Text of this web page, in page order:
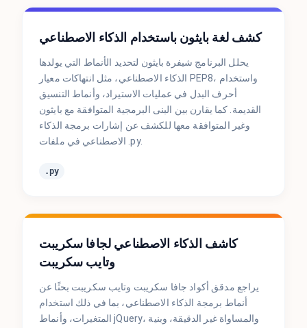
كشف لغة بايثون باستخدام الذكاء الاصطناعي
يحلل البرنامج شيفرة بايثون لتحديد الأنماط التي يولدها
الذكاء الاصطناعي، مثل انتهاكات معيار PEP8، واستخدام
أحرف البدل في عمليات الاستيراد، وأنماط التنسيق
القديمة. كما يقارن بين البنى البرمجية المتوافقة مع بايثون
وغير المتوافقة معها للكشف عن إشارات برمجة الذكاء
الاصطناعي في ملفات .py.
.py
كاشف الذكاء الاصطناعي لجافا سكريبت
وتايب سكريبت
يراجع مدقق أكواد جافا سكريبت وتايب سكريبت بحثًا عن
أنماط برمجة الذكاء الاصطناعي، بما في ذلك استخدام
المتغيرات، وأنماط jQuery، والمساواة غير الدقيقة، وبنية